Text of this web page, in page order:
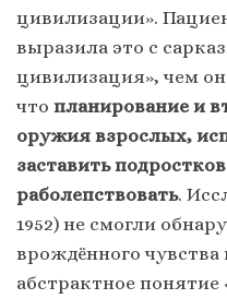
цивилизации».
выразила это с
цивилизация», чем
что планирование и
оружия взрослых,
заставить
раболепствовать.
1952) не смогли
врождённого
абстрактное понятие